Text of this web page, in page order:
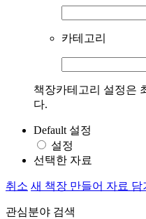
카테고리
책장카테고리 설정은
다.
Default 설정
설정
선택한 자료
취소 새 책장 만들어 자료 담
관심분야 검색